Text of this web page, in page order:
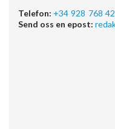
Telefon: +34 928 768
Send oss en epost: